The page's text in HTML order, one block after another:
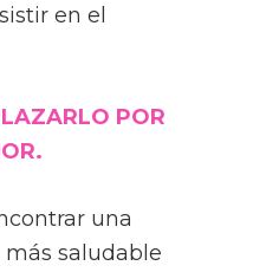
en el
POR
una
saludable